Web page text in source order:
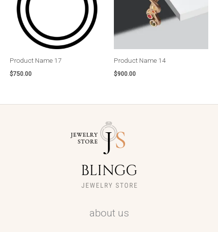
Product Name 17
$750.00
Product Name 14
$900.00
about us